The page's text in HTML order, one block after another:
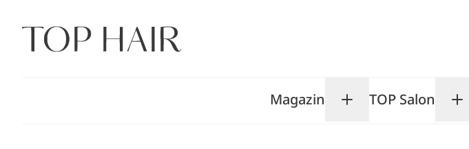
Inhalt
springen
Magazin Toggle Magazin
TOP Salon